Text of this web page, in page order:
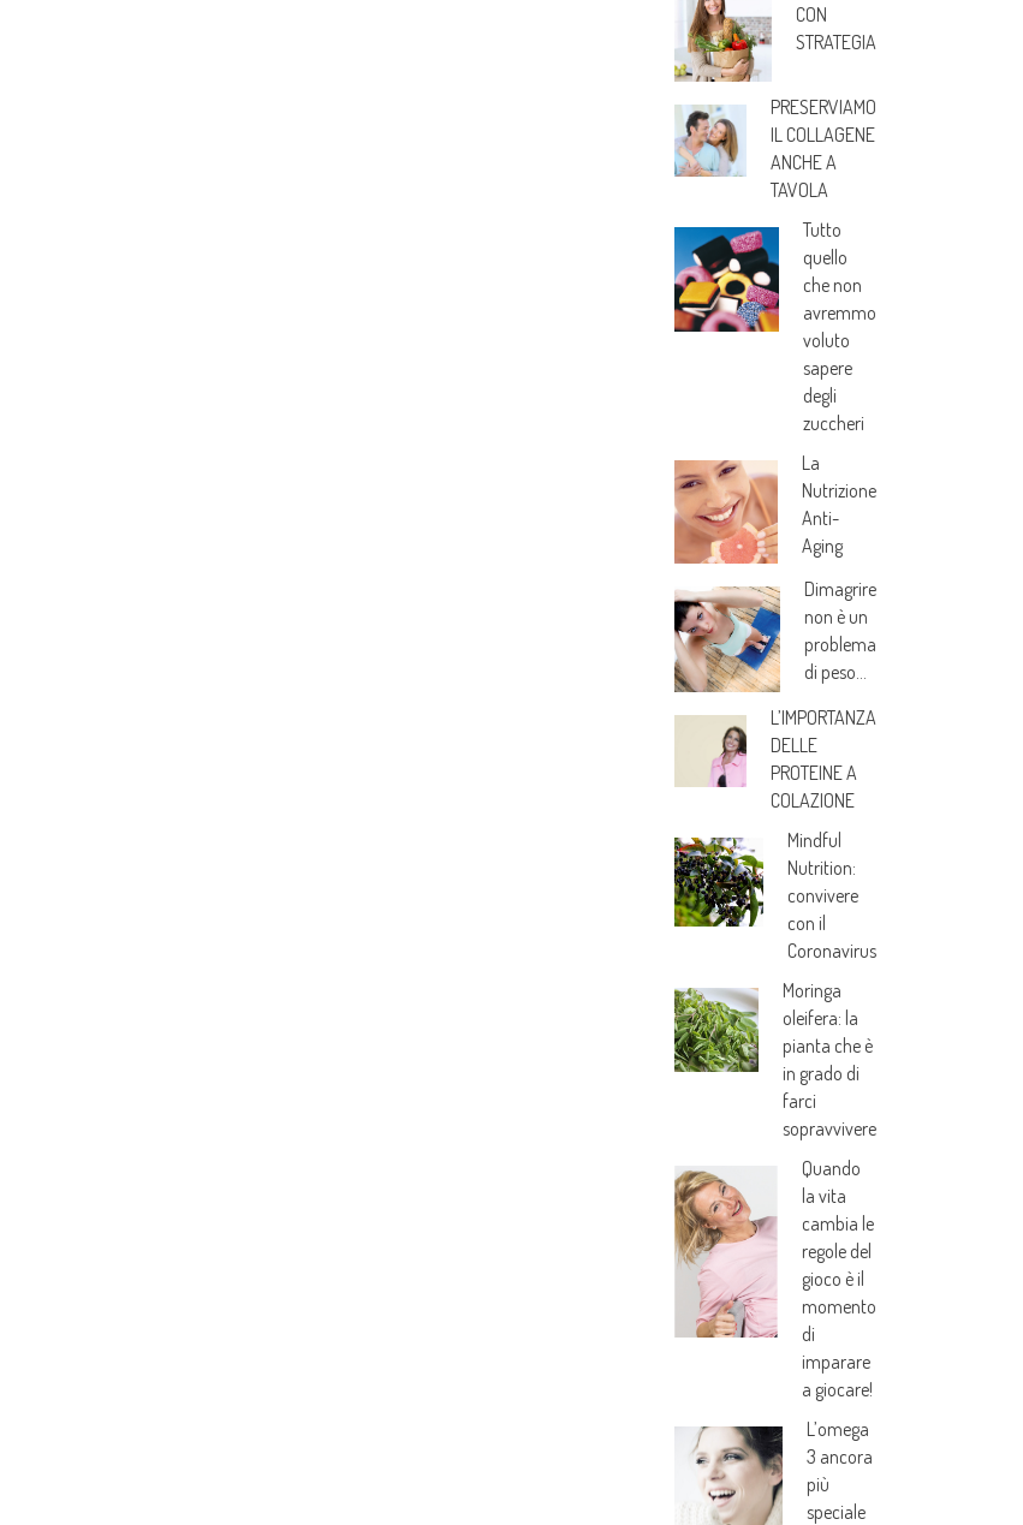
CON
STRATEGIA
PRESERVIAMO
IL COLLAGENE
ANCHE A
TAVOLA
Tutto
quello
che non
avremmo
voluto
sapere
degli
zuccheri
La
Nutrizione
Anti-
Aging
Dimagrire
non è un
problema
di peso…
L’IMPORTANZA
DELLE
PROTEINE A
COLAZIONE
Mindful
Nutrition:
convivere
con il
Coronavirus
Moringa
oleifera: la
pianta che è
in grado di
farci
sopravvivere
Quando
la vita
cambia le
regole del
gioco è il
momento
di
imparare
a giocare!
L’omega
3 ancora
più
speciale